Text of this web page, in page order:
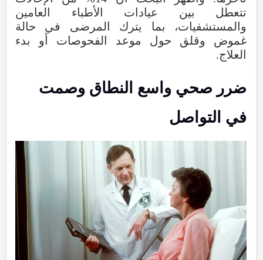
تتعطل بين عيادات الأطباء العامين
والمستشفيات، بما يترك المرضى في حالة
غموض وقلق حول موعد الفحوصات أو بدء
العلاج.
ضرر صحي واسع النطاق وصمت
في التواصل